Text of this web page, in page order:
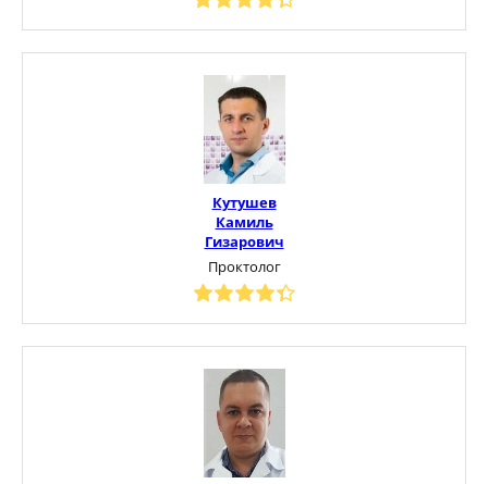
Кутушев
Камиль
Гизарович
Проктолог